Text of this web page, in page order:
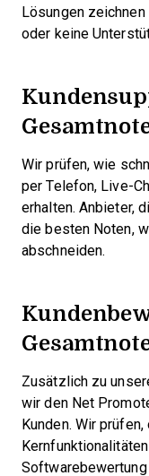
Lösungen
oder keine
Wir prüfen, wie
per Telefon, Live-
erhalten. Anbieter,
die besten Noten,
abschneiden.
Zusätzlich zu
wir den Net
Kunden. Wir